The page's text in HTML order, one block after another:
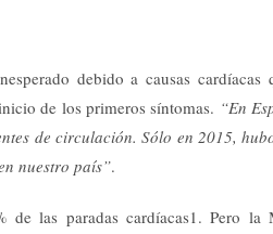
debido a causas cardíacas
de los primeros síntomas. “En
de circulación. Sólo en 2015,
nuestro país”.
de las paradas cardíacas1. Pero la